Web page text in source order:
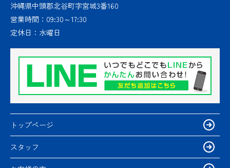
沖縄県中頭郡北谷町字宮城3番160
営業時間： 09:30～17:30
定休日： 水曜日
トップページ
スタッフ